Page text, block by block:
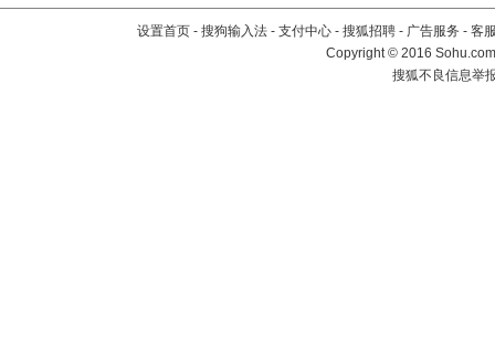
设置首页 - 搜狗输入法 - 支付中心 - 搜狐招聘 - 广告服务 - 客
Copyright©2016
搜狐不良信息举